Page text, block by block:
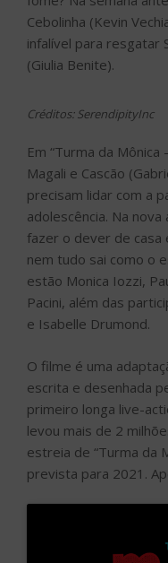
Cebolinha (Kevin
infalível para resgatar
(Giulia Benite).
Créditos: SerendipityInc
Em “Turma da Mônica
Magali e Cascão
precisam lidar com a
adolescência. Na
fazer o dever de casa
nem tudo sai como o
estão Monica Iozzi,
Pacini, além das
e Isabelle Drumond.
O filme é uma
escrita e desenhada
primeiro longa live-
levou mais de 2
estreia de “Turma da
prevista para 2021.